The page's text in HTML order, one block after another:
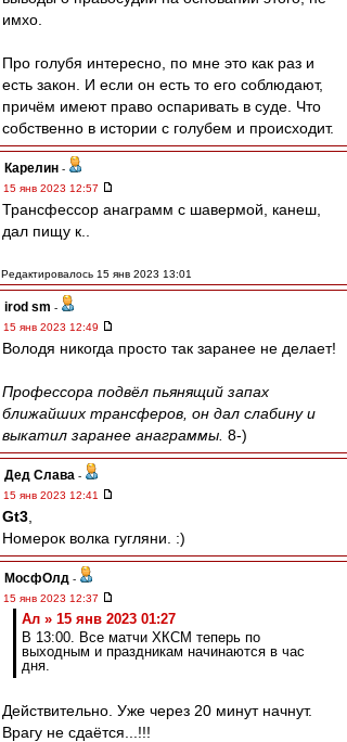
имхо.
Про голубя интересно, по мне это как раз и
есть закон. И если он есть то его соблюдают,
причём имеют право оспаривать в суде. Что
собственно в истории с голубем и происходит.
Карелин -
15 янв 2023 12:57
Трансфессор анаграмм с шавермой, канеш,
дал пищу к..
Редактировалось 15 янв 2023 13:01
irod sm -
15 янв 2023 12:49
Володя никогда просто так заранее не делает!
Профессора подвёл пьянящий запах
ближайших трансферов, он дал слабину и
выкатил заранее анаграммы. 8-)
Дед Слава -
15 янв 2023 12:41
Gt3
Номерок волка гугляни. :)
МосфОлд -
15 янв 2023 12:37
Ал » 15 янв 2023 01:27
В 13:00. Все матчи ХКСМ теперь по
выходным и праздникам начинаются в час
дня.
Действительно. Уже через 20 минут начнут.
Врагу не сдаётся...!!!